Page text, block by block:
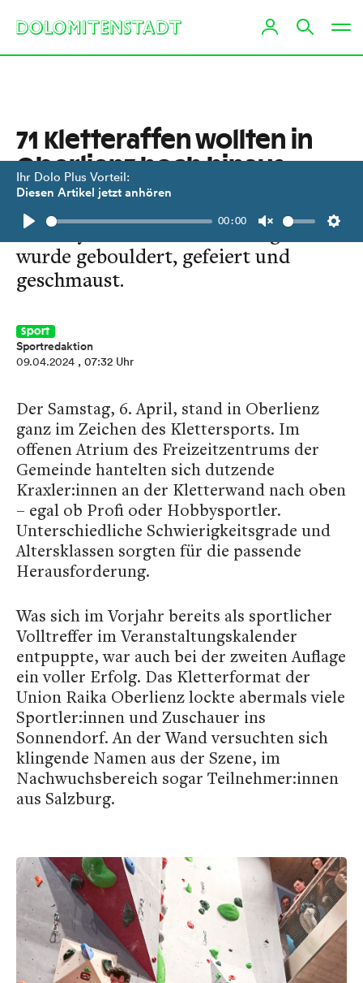
Ihr Dolo Plus Vorteil:
Diesen Artikel jetzt anhören
Play
00:00
Unmute
71 Kletteraffen wollten in
Oberlienz hoch hinaus
Auch die zweite Auflage von „Village
Monkey“ war ein voller Erfolg. Es
wurde gebouldert, gefeiert und
geschmaust.
Sport
Sportredaktion
09.04.2024 , 07:32 Uhr
Der Samstag, 6. April, stand in Oberlienz
ganz im Zeichen des Klettersports. Im
offenen Atrium des Freizeitzentrums der
Gemeinde hantelten sich dutzende
Kraxler:innen an der Kletterwand nach oben
– egal ob Profi oder Hobbysportler.
Unterschiedliche Schwierigkeitsgrade und
Altersklassen sorgten für die passende
Herausforderung.
Was sich im Vorjahr bereits als sportlicher
Volltreffer im Veranstaltungskalender
entpuppte, war auch bei der zweiten Auflage
ein voller Erfolg. Das Kletterformat der
Union Raika Oberlienz lockte abermals viele
Sportler:innen und Zuschauer ins
Sonnendorf. An der Wand versuchten sich
klingende Namen aus der Szene, im
Nachwuchsbereich sogar Teilnehmer:innen
aus Salzburg.